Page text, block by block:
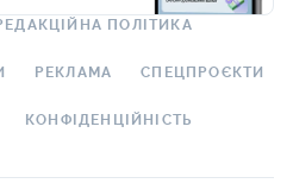
ПОЛІТИКА
РЕКЛАМА СПЕЦПРОЄКТИ
КОНФІДЕНЦІЙНІСТЬ